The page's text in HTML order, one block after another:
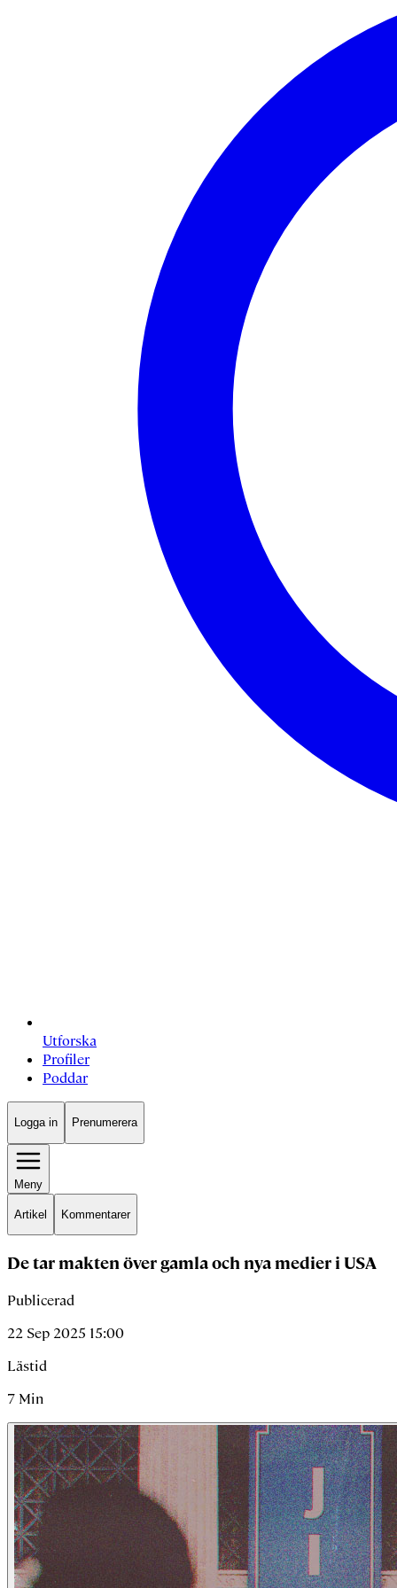
Utforska
Profiler
Poddar
Logga in Prenumerera
Meny
Artikel Kommentarer
De tar makten över gamla och nya medier i USA
Publicerad
22 Sep 2025 15:00
Lästid
7 Min